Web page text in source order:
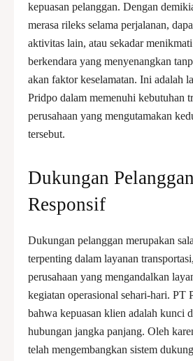
kepuasan pelanggan. Dengan
merasa rileks selama perjalanan,
aktivitas lain, atau sekadar
berkendara yang menyenangkan
akan faktor keselamatan. Ini adalah
Pridpo dalam memenuhi kebutuhan
perusahaan yang mengutamakan
tersebut.
Dukungan
Responsif
Dukungan pelanggan merupakan
terpenting dalam layanan
perusahaan yang mengandalkan
kegiatan operasional sehari-hari. PT
bahwa kepuasan klien adalah kunci
hubungan jangka panjang. Oleh
telah mengembangkan sistem